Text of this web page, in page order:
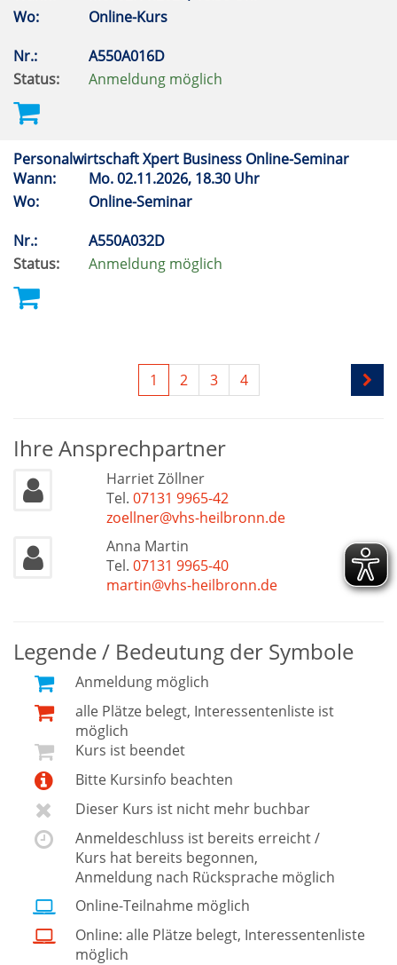
Wo:
Online-Kurs
Nr.:
A550A016D
Status:
Anmeldung möglich
Personalwirtschaft Xpert Business Online-Seminar
Wann:
Mo.02.11.2026, 18.30 Uhr
Wo:
Online-Seminar
Nr.:
A550A032D
Status:
Anmeldung möglich
1 2 3 4
Ihre Ansprechpartner
Harriet Zöllner
Tel. 07131 9965-42
zoellner@vhs-heilbronn.de
Anna Martin
Tel. 07131 9965-40
martin@vhs-heilbronn.de
Legende / Bedeutung der Symbole
Anmeldung möglich
alle Plätze belegt, Interessentenliste ist
möglich
Kurs ist beendet
Bitte Kursinfo beachten
Dieser Kurs ist nicht mehr buchbar
Anmeldeschluss ist bereits erreicht /
Kurs hat bereits begonnen,
Anmeldung nach Rücksprache möglich
Online-Teilnahme möglich
Online: alle Plätze belegt, Interessentenliste
möglich